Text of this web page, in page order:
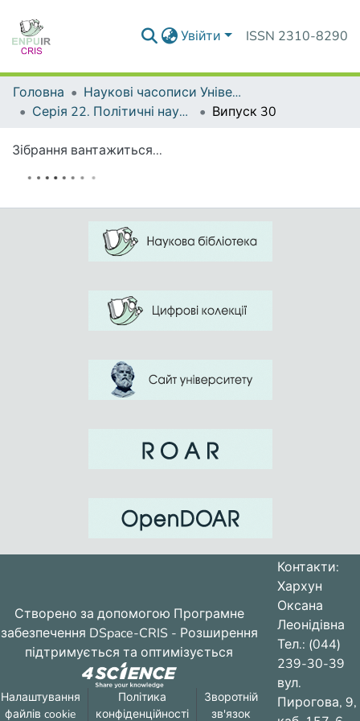
Увійти ISSN 2310-8290
Головна
Наукові часописи Університету
Серія 22. Політичні науки та методики викладання соціально-політичних дисциплін
Випуск 30
Зібрання вантажиться...
Створено за допомогою Програмне
забезпечення DSpace-CRIS - Розширення
підтримується та оптимізується
Налаштування
файлів cookie
Політика
конфіденційності
Зворотній
зв'язок
Контакти:
Хархун
Оксана
Леонідівна
Тел.: (044)
239-30-39
вул.
Пирогова, 9,